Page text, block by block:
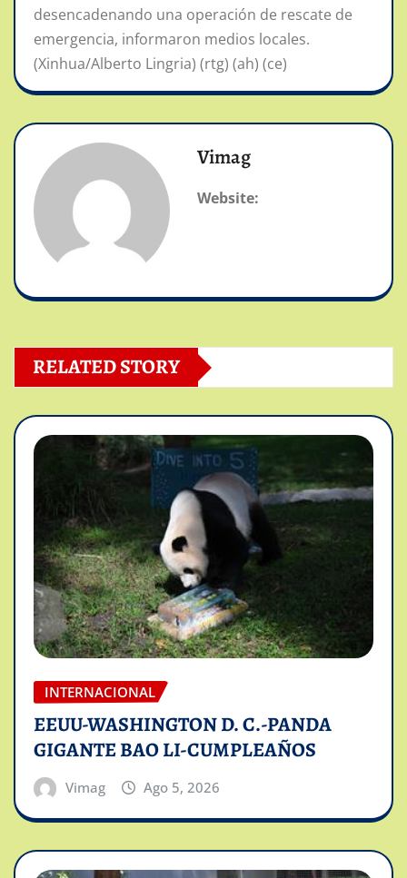
desencadenando una operación de rescate de
emergencia, informaron medios locales.
(Xinhua/Alberto Lingria) (rtg) (ah) (ce)
Vimag
Website:
RELATED STORY
INTERNACIONAL
EEUU-WASHINGTON D. C.-PANDA
GIGANTE BAO LI-CUMPLEAÑOS
Vimag Ago 5, 2026